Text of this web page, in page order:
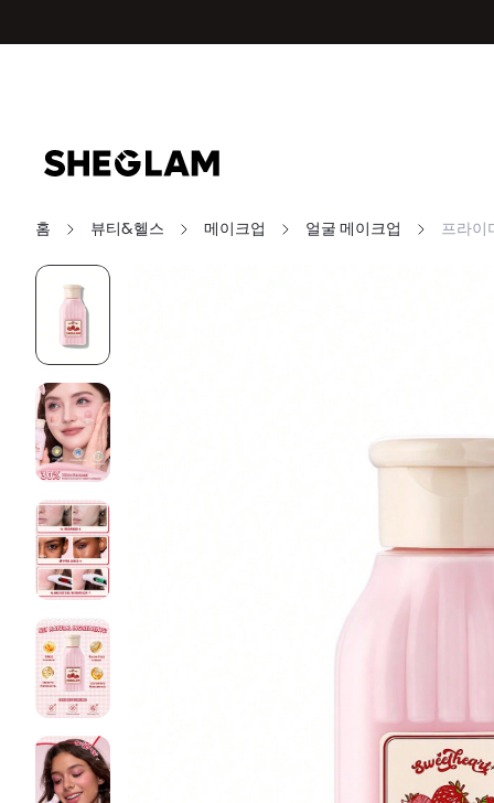
홈 뷰티&헬스 메이크업 얼굴 메이크업 프라이